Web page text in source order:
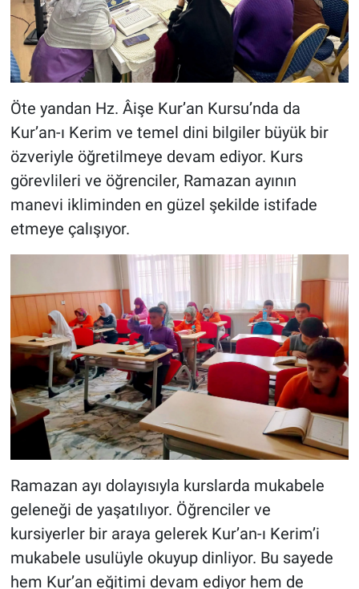
Öte yandan Hz. Âişe Kur’an Kursu’nda da
Kur’an-ı Kerim ve temel dini bilgiler büyük bir
özveriyle öğretilmeye devam ediyor. Kurs
görevlileri ve öğrenciler, Ramazan ayının
manevi ikliminden en güzel şekilde istifade
etmeye çalışıyor.
Ramazan ayı dolayısıyla kurslarda mukabele
geleneği de yaşatılıyor. Öğrenciler ve
kursiyerler bir araya gelerek Kur’an-ı Kerim’i
mukabele usulüyle okuyup dinliyor. Bu sayede
hem Kur’an eğitimi devam ediyor hem de